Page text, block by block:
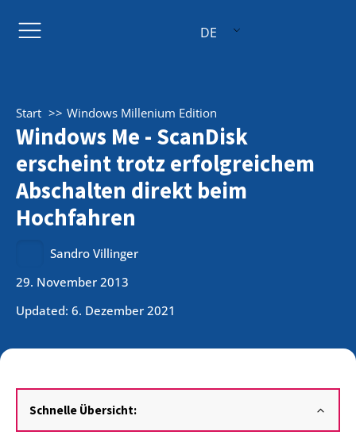
DE
Start Windows Millenium Edition
Windows Me - ScanDisk
erscheint trotz erfolgreichem
Abschalten direkt beim
Hochfahren
Sandro Villinger
29. November 2013
Updated: 6. Dezember 2021
Schnelle Übersicht: